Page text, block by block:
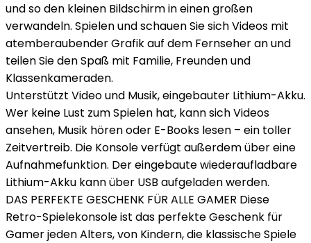
und so den kleinen Bildschirm in einen großen
verwandeln. Spielen und schauen Sie sich Videos mit
atemberaubender Grafik auf dem Fernseher an und
teilen Sie den Spaß mit Familie, Freunden und
Klassenkameraden.
Unterstützt Video und Musik, eingebauter Lithium-Akku.
Wer keine Lust zum Spielen hat, kann sich Videos
ansehen, Musik hören oder E-Books lesen – ein toller
Zeitvertreib. Die Konsole verfügt außerdem über eine
Aufnahmefunktion. Der eingebaute wiederaufladbare
Lithium-Akku kann über USB aufgeladen werden.
DAS PERFEKTE GESCHENK FÜR ALLE GAMER Diese
Retro-Spielekonsole ist das perfekte Geschenk für
Gamer jeden Alters, von Kindern, die klassische Spiele